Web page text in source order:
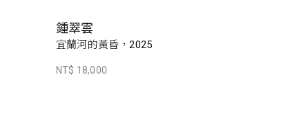
鍾翠雲
宜蘭河的黃昏，2025
NT$ 18,000